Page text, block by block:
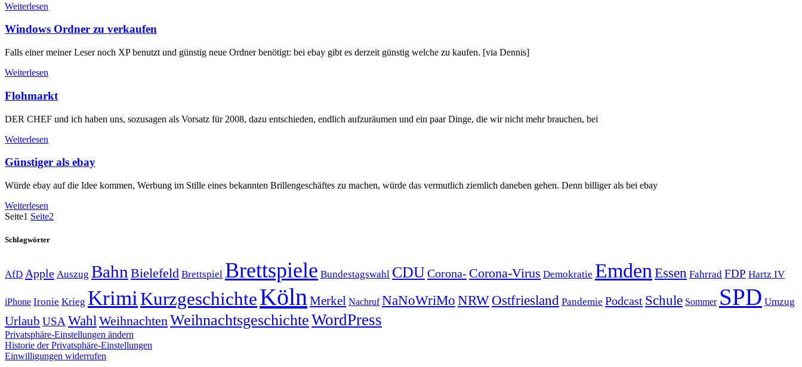
Weiterlesen
Windows Ordner zu verkaufen
Falls einer meiner Leser noch XP benutzt und günstig neue Ordner benötigt: bei ebay gibt es derzeit günstig welche zu kaufen. [via Dennis]
Weiterlesen
Flohmarkt
DER CHEF und ich haben uns, sozusagen als Vorsatz für 2008, dazu entschieden, endlich aufzuräumen und ein paar Dinge, die wir nicht mehr brauchen, bei
Weiterlesen
Günstiger als ebay
Würde ebay auf die Idee kommen, Werbung im Stille eines bekannten Brillengeschäftes zu machen, würde das vermutlich ziemlich daneben gehen. Denn billiger als bei ebay
Weiterlesen
Seite1 Seite2
Schlagwörter
AfD Apple Auszug Bahn Bielefeld Brettspiel Brettspiele Bundestagswahl CDUCorona- Corona-Virus Demokratie Emden Essen Fahrrad FDP Hartz IV
iPhone Ironie Krieg KrimiKurzgeschichteKölnMerkel Nachruf NaNoWriMo NRWOstfriesland Pandemie Podcast Schule Sommer SPD Umzug
Urlaub USAWahlWeihnachtenWeihnachtsgeschichteWordPress
Privatsphäre-Einstellungen ändern
Historie der Privatsphäre-Einstellungen
Einwilligungen widerrufen